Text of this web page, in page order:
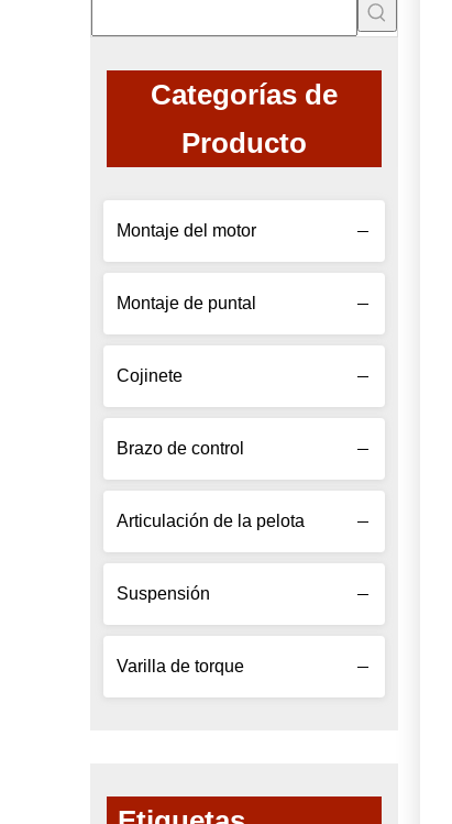
Categorías de
Producto
Montaje del motor
Montaje de puntal
Cojinete
Brazo de control
Articulación de la pelota
Suspensión
Varilla de torque